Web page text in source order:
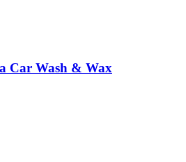
Car Wash & Wax